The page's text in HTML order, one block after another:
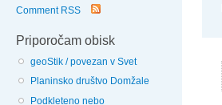
Comment RSS
Priporočam obisk
geoStik / povezan v Svet
Planinsko društvo Domžale
Podkleteno nebo